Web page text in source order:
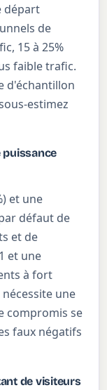
départ
de
15 à 25%
faible trafic.
d'échantillon
estimez
puissance
et une
défaut de
et de
et une
à fort
une
compromis se
faux négatifs
de visiteurs